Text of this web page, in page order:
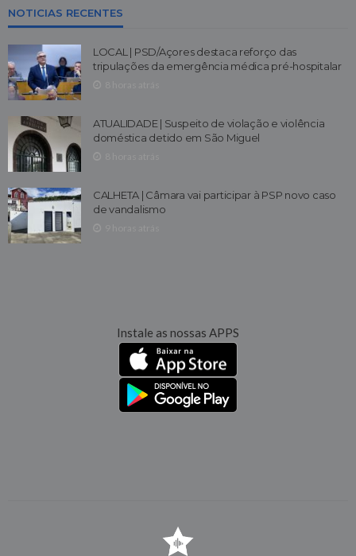
NOTICIAS RECENTES
LOCAL | PSD/Açores destaca reforço das
tripulações da emergência médica pré-hospitalar
ATUALIDADE | Suspeito de violação e violência
doméstica detido em São Miguel
CALHETA | Câmara vai participar à PSP novo caso
de vandalismo
Instale as nossas APPS